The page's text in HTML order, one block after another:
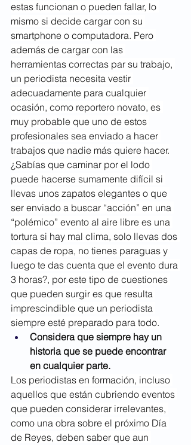
estas funcionan o pueden fallar, lo
mismo si decide cargar con su
smartphone o computadora. Pero
además de cargar con las
herramientas correctas par su trabajo,
un periodista necesita vestir
adecuadamente para cualquier
ocasión, como reportero novato, es
muy probable que uno de estos
profesionales sea enviado a hacer
trabajos que nadie más quiere hacer.
¿Sabías que caminar por el lodo
puede hacerse sumamente difícil si
llevas unos zapatos elegantes o que
ser enviado a buscar “acción” en una
“polémico” evento al aire libre es una
tortura si hay mal clima, solo llevas dos
capas de ropa, no tienes paraguas y
luego te das cuenta que el evento dura
3 horas?, por este tipo de cuestiones
que pueden surgir es que resulta
imprescindible que un periodista
siempre esté preparado para todo.
Considera que siempre hay un
historia que se puede encontrar
en cualquier parte.
Los periodistas en formación, incluso
aquellos que están cubriendo eventos
que pueden considerar irrelevantes,
como una obra sobre el próximo Día
de Reyes, deben saber que aun